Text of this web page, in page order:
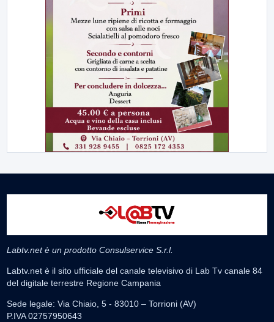
Labtv.net è un prodotto Consulservice S.r.l.
Labtv.net è il sito ufficiale del canale televisivo di Lab Tv canale 84
del digitale terrestre Regione Campania
Sede legale: Via Chiaio, 5 - 83010 – Torrioni (AV)
P.IVA 02757950643